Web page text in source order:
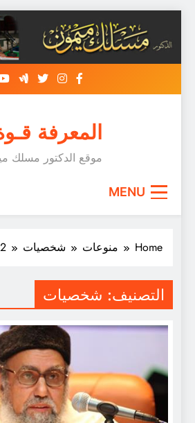
content
المعرفة
موقع الدكتور مسلك
MENU
Home منوعات شخصيات
التصنيف: شخصيات